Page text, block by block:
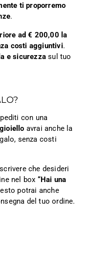
ti proporremo
.
ad € 200,00 la
costi aggiuntivi.
e sicurezza sul tuo
con una
avrai anche la
senza costi
che desideri
nel box “Hai una
potrai anche
del tuo ordine.